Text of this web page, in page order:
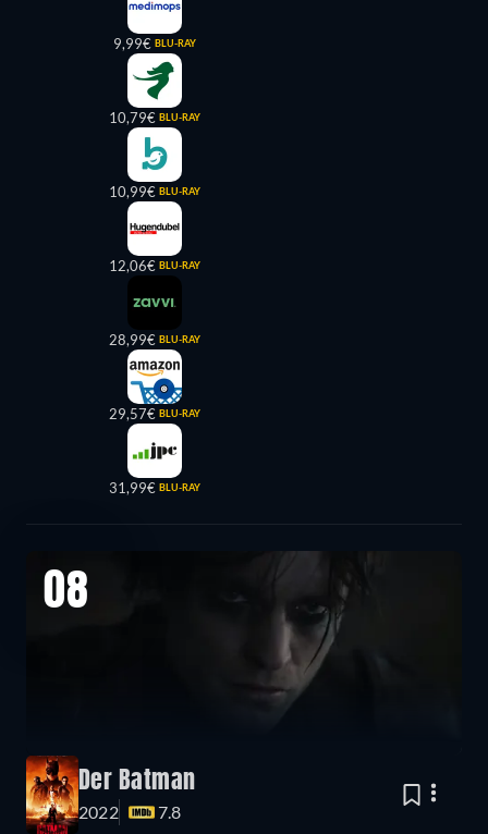
9,99€ BLU-RAY
10,79€ BLU-RAY
10,99€ BLU-RAY
12,06€ BLU-RAY
28,99€ BLU-RAY
29,57€ BLU-RAY
31,99€ BLU-RAY
08
Der Batman
2022
7.8